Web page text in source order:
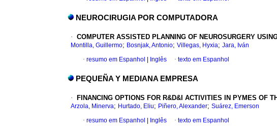
NEUROCIRUGIA POR COMPUTADORA
· COMPUTER ASSISTED PLANNING OF NEUROSURGERY
Montilla, Guillermo; Bosnjak, Antonio; Villegas, Hyxia; Jara, Iván
· resumo em Espanhol Inglês · texto em Espanhol
PEQUEÑA Y MEDIANA EMPRESA
· FINANCING OPTIONS FOR R&D&I ACTIVITIES IN PYMES OF
Arzola, Minerva; Hurtado, Eliu; Piñero, Alexander; Suárez, Emerson
· resumo em Espanhol Inglês · texto em Espanhol